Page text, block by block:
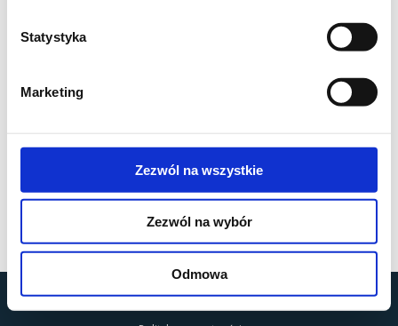
Statystyka
Marketing
Zezwól na wszystkie
Zezwól na wybór
Odmowa
byMOBILUS MOTOR© All rights reserved